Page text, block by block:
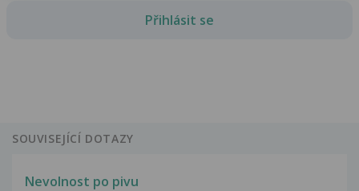
Přihlásit se
SOUVISEJÍCÍ DOTAZY
Nevolnost po pivu